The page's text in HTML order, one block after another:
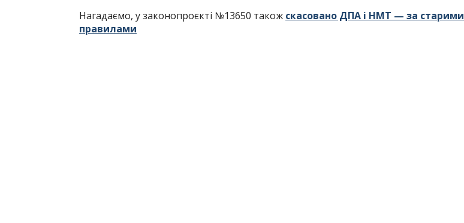
Нагадаємо, у законопроєкті №13650 також скасовано ДПА і НМТ — за старими
правилами